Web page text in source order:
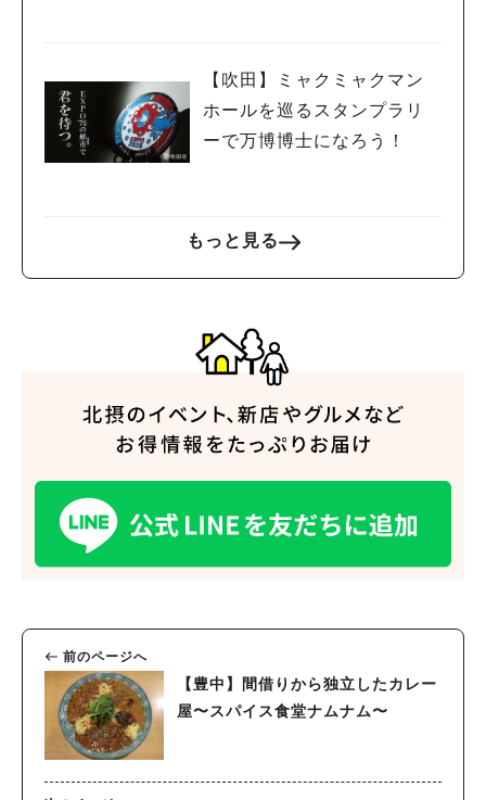
【吹田】ミャクミャクマン
ホールを巡るスタンプラリ
ーで万博博士になろう！
もっと見る
前のページへ
【豊中】間借りから独立したカレー
屋〜スパイス食堂ナムナム〜
人気のキーワード
#今週どこいく？ #自然とふれあう#ランチ#カフェ#まとめ
#教えたい／教えて投稿記事
#大阪学院大 商品開発プロジェクト
#あなたはどっち？